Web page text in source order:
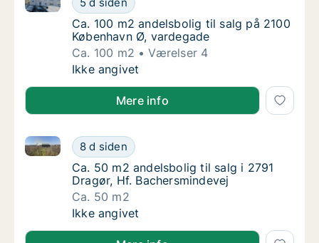
Ca. 100 m2 andelsbolig til salg på 2100
Ca. 100 m2 andelsbolig til salg på 2100
København Ø, vardegade
Ca. 100 m2
Værelser 4
Ca. 100 m2 andelsbolig til salg på 2100
Ikke angivet
Mere info
Ca. 50 m2 andelsbolig til salg i 2791
8 d siden
Ca. 50 m2 andelsbolig til salg i 2791 Dragør, Hf.
Ca. 50 m2 andelsbolig til salg i 2791
Ca. 50 m2 andelsbolig til salg i 2791
Dragør, Hf. Bachersmindevej
Ca. 50 m2
Ca. 50 m2 andelsbolig til salg i 2791
Ikke angivet